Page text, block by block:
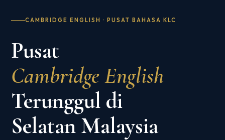
CAMBRIDGE ENGLISH · PUSAT BAHASA KLC
Pusat
Cambridge English
Terunggul di
Selatan Malaysia